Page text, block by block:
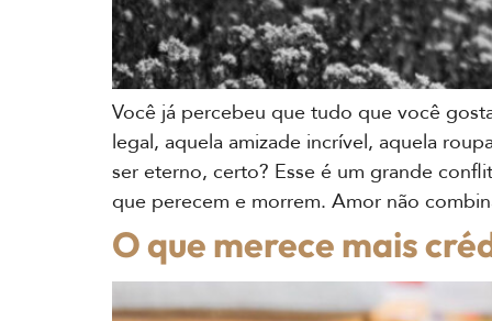
Você já percebeu que tudo que você
legal, aquela amizade incrível, aquela
ser eterno, certo? Esse é um grande
que perecem e morrem. Amor não
O que merece mais